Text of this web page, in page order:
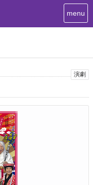
T
o
i
menu
演劇